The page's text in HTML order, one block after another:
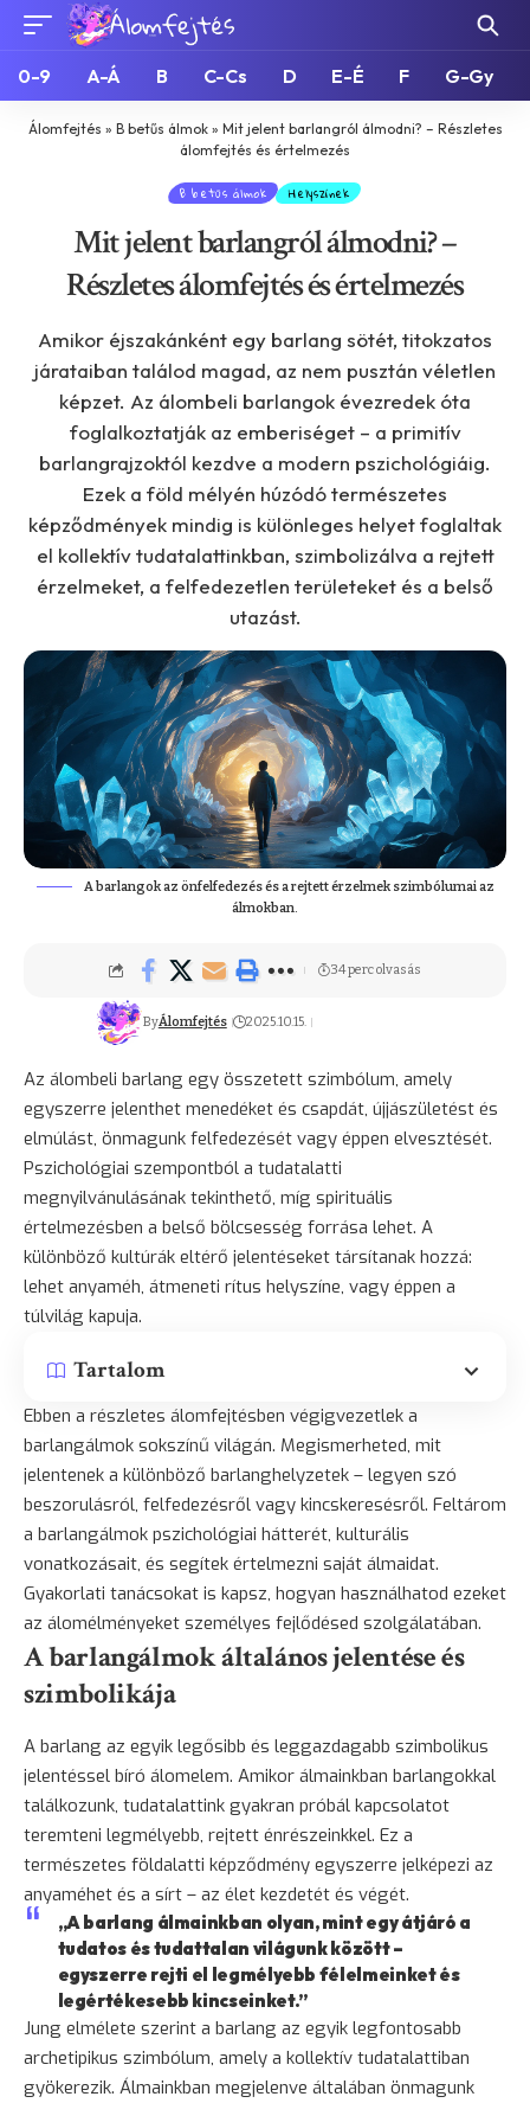
0-9 A-Á B C-Cs D E-É F G-Gy
Álomfejtés » B betűs álmok» Mit jelent barlangról álmodni? – Részletes
álomfejtés és értelmezés
B betűs álmok Helyszínek
Mit jelent barlangról álmodni? –
Részletes álomfejtés és értelmezés
Amikor éjszakánként egy barlang sötét, titokzatos
járataiban találod magad, az nem pusztán véletlen
képzet. Az álombeli barlangok évezredek óta
foglalkoztatják az emberiséget – a primitív
barlangrajzoktól kezdve a modern pszichológiáig.
Ezek a föld mélyén húzódó természetes
képződmények mindig is különleges helyet foglaltak
el kollektív tudatalattinkban, szimbolizálva a rejtett
érzelmeket, a felfedezetlen területeket és a belső
utazást.
A barlangok az önfelfedezés és a rejtett érzelmek szimbólumai az
álmokban.
ByÁlomfejtés 2025.10.15.
34 perc olvasás
Az álombeli barlang egy összetett szimbólum, amely
egyszerre jelenthet menedéket és csapdát, újjászületést és
elmúlást, önmagunk felfedezését vagy éppen elvesztését.
Pszichológiai szempontból a tudatalatti
megnyilvánulásának tekinthető, míg spirituális
értelmezésben a belső bölcsesség forrása lehet. A
különböző kultúrák eltérő jelentéseket társítanak hozzá:
lehet anyaméh, átmeneti rítus helyszíne, vagy éppen a
túlvilág kapuja.
Tartalom
Ebben a részletes álomfejtésben végigvezetlek a
barlangálmok sokszínű világán. Megismerheted, mit
jelentenek a különböző barlanghelyzetek – legyen szó
beszorulásról, felfedezésről vagy kincskeresésről. Feltárom
a barlangálmok pszichológiai hátterét, kulturális
vonatkozásait, és segítek értelmezni saját álmaidat.
Gyakorlati tanácsokat is kapsz, hogyan használhatod ezeket
az álomélményeket személyes fejlődésed szolgálatában.
A barlangálmok általános jelentése és
szimbolikája
A barlang az egyik legősibb és leggazdagabb szimbolikus
jelentéssel bíró álomelem. Amikor álmainkban barlangokkal
találkozunk, tudatalattink gyakran próbál kapcsolatot
teremteni legmélyebb, rejtett énrészeinkkel. Ez a
természetes földalatti képződmény egyszerre jelképezi az
anyaméhet és a sírt – az élet kezdetét és végét.
„A barlang álmainkban olyan, mint egy átjáró a
tudatos és tudattalan világunk között –
egyszerre rejti el legmélyebb félelmeinket és
legértékesebb kincseinket.”
Jung elmélete szerint a barlang az egyik legfontosabb
archetipikus szimbólum, amely a kollektív tudatalattiban
gyökerezik. Álmainkban megjelenve általában önmagunk